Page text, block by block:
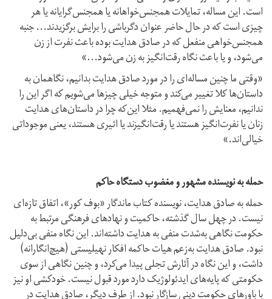
است. این مساله، تمایلات همجنس‌خواهانه یا همجنس‌گرایانه یا هر
چیزی است که در حال حاضر عنوان دگرباشی را برایش برگزیدند... جنبه
همجنس‌خواهی منفعل که در صادق هدایت بوده باعث نفرت از زن
می‌شود، و یا باعث نگاه رقت‌انگیز به زن می‌شود...»
«وقتی ما چنین مساله‌ای را در مورد صادق هدایت بدانیم، نگاهمان به
داستان‌ها کلا تغییر می‌کند و متوجه خیلی چیزها می‌شویم که اگر این را
ندانیم، معنایش را نمی‌فهمیم. مثلا این‌که چرا در داستان‌های هدایت
زنان یا نفرت‌انگیز هستند یا رقت‌انگیزند یا اثیری هستند، یعنی موجوداتی
خیالی‌اند.»
حمله به نویسنده مشهور و مغضوب دستگاه حاکم
حمله به صادق هدایت، نویسنده کتاب ماندگار «بوف کور»، اتفاق تازه‌ای
نیست. در چهل سال گذشته، حاکمیت و نهادهای فرهنگی مرتبط به
حکومت نگاهی به‌شدت منفی به هدایت داشته‌اند. این نگاه منفی بی‌دلیل
نبود. صادق هدایت به‌زعم هیات حاکمه افکار نهیلیستی (هیچ‌انگارانه)
داشت، و این نگاه در آثارش تجلی پیدا می‌کرد، و چنین نگاهی از سوی
حکومتی که پایه‌های ایدئولوژیک دارد مورد قبول نیست. خودکشی او نیز